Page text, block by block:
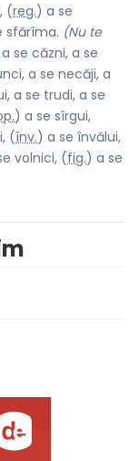
(reg.) a se
sfărîma. (Nu te
se căzni, a se
a se necăji, a
a se trudi, a se
) a se sîrgui,
(înv.) a se învălui,
volnici, (fig.) a se